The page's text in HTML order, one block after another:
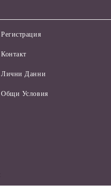
Регистрация
Контакт
Лични Данни
Общи Условия